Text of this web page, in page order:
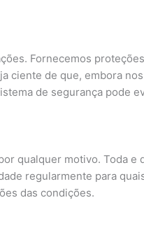
Fornecemos
ciente de que, embora
de segurança pode
qualquer motivo. Toda
regularmente para
das condições.